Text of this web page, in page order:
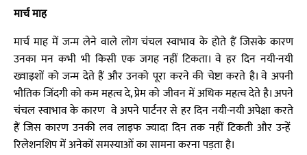
मार्च माह
मार्च माह में जन्म लेने वाले लोग चंचल स्वाभाव के होते हैं जिसके कारण
उनका मन कभी भी किसी एक जगह नहीं टिकता। वे हर दिन नयी-नयी
ख्वाइशों को जन्म देते हैं और उनको पूरा करने की चेष्टा करते है। वे अपनी
भौतिक जिंदगी को कम महत्व दे, प्रेम को जीवन में अधिक महत्व देते है। अपने
चंचल स्वाभाव के कारण वे अपने पार्टनर से हर दिन नयी-नयी अपेक्षा करते
हैं जिस कारण उनकी लव लाइफ ज्यादा दिन तक नहीं टिकती और उन्हें
रिलेशनशिप में अनेकों समस्याओं का सामना करना पड़ता है।